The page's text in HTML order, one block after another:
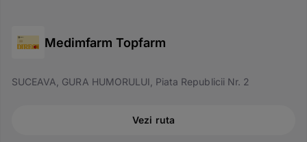
Medimfarm Topfarm
SUCEAVA, GURA HUMORULUI, Piata Republicii Nr. 2
Vezi ruta